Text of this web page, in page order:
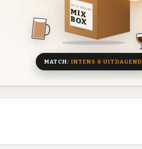
DEZE MAAND
MIX
BOX
8 BIEREN
MATCH: INTENS & UITDAGEND